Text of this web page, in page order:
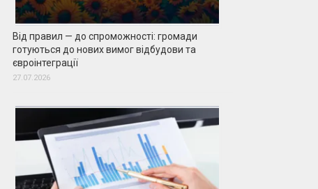
Від правил — до спроможності: громади
готуються до нових вимог відбудови та
євроінтеграції
27.07.2026